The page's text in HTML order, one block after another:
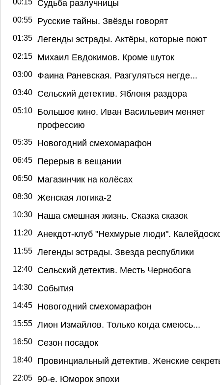
00:15 Судьба разлучницы
00:55 Русские тайны. Звёзды говорят
01:35 Легенды эстрады. Актёры, которые поют
02:15 Михаил Евдокимов. Кроме шуток
03:00 Фаина Раневская. Разгуляться негде...
03:40 Сельский детектив. Яблоня раздора
05:10
Большое кино. Иван Васильевич меняет
профессию
05:35 Новогодний смехомарафон
06:45 Перерыв в вещании
06:50 Магазинчик на колёсах
08:30 Женская логика-2
10:30 Наша смешная жизнь. Сказка сказок
11:20 Анекдот-клуб "Нехмурые люди".
11:55 Легенды эстрады. Звезда республики
12:40 Сельский детектив. Месть Чернобога
14:30 События
14:45 Новогодний смехомарафон
15:55 Лион Измайлов. Только когда смеюсь...
16:50 Сезон посадок
18:40 Провинциальный детектив. Женские
22:05 90-е. Юморок эпохи